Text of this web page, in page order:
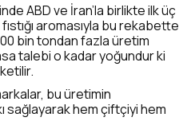
ABD ve İran’la birlikte ilk üç
aromasıyla bu rekabette
bin tondan fazla üretim
talebi o kadar yoğundur ki
bu üretimin
sağlayarak hem çiftçiyi hem